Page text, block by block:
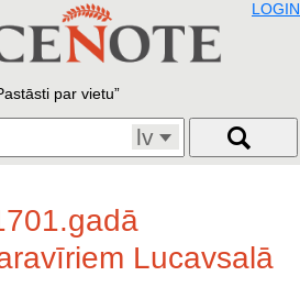
LOGIN
par vietu
lv
Lucavsalā